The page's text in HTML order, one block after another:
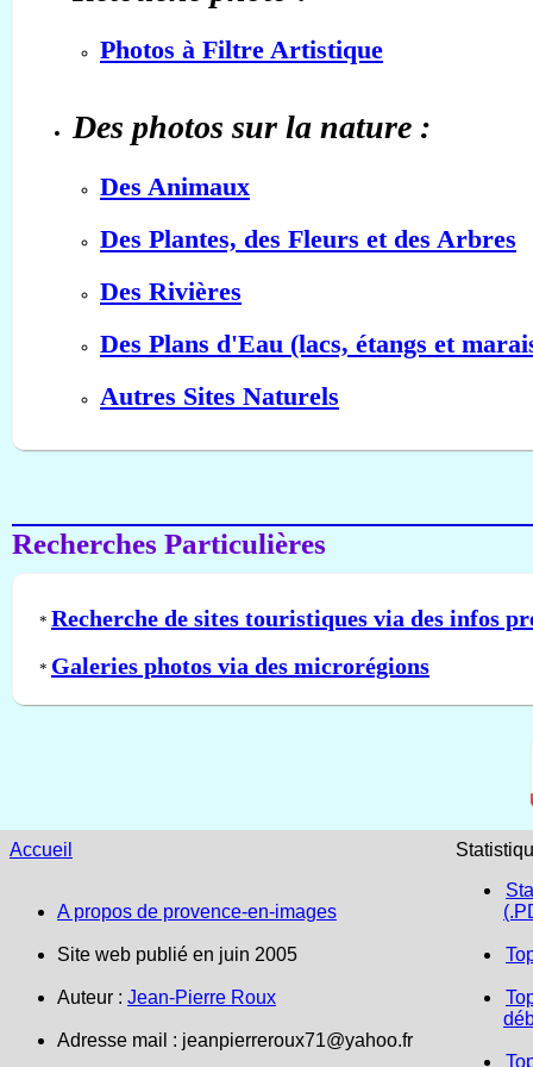
Photos à Filtre Artistique
Des photos sur la nature :
Des Animaux
Des Plantes, des Fleurs et des Arbres
Des Rivières
Des Plans d'Eau (lacs, étangs et
Autres Sites Naturels
Recherches Particulières
* Recherche de sites touristiques via des infos
* Galeries photos via des microrégions
Accueil
A propos de provence-en-images
Site web publié en juin 2005
Auteur : Jean-Pierre Roux
Adresse mail : jeanpierreroux71@yahoo.fr